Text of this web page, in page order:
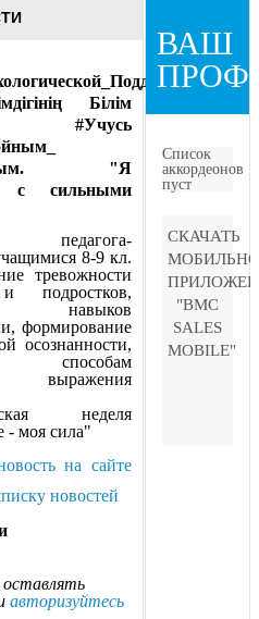
ВАШ
Список
аккордеонов
пуст
СКАЧАТЬ
"BMC
SALES
MOBILE"
Білім
#Учусь
"Я
с сильными
педагога-
8-9 кл.
тревожности
навыков
формирование
осознанности,
способам
выражения
неделя
- моя сила"
на сайте
новостей
авторизуйтесь